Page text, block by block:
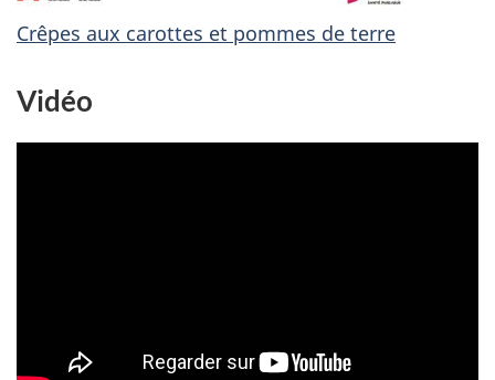
Crêpes aux carottes et pommes de terre
Vidéo